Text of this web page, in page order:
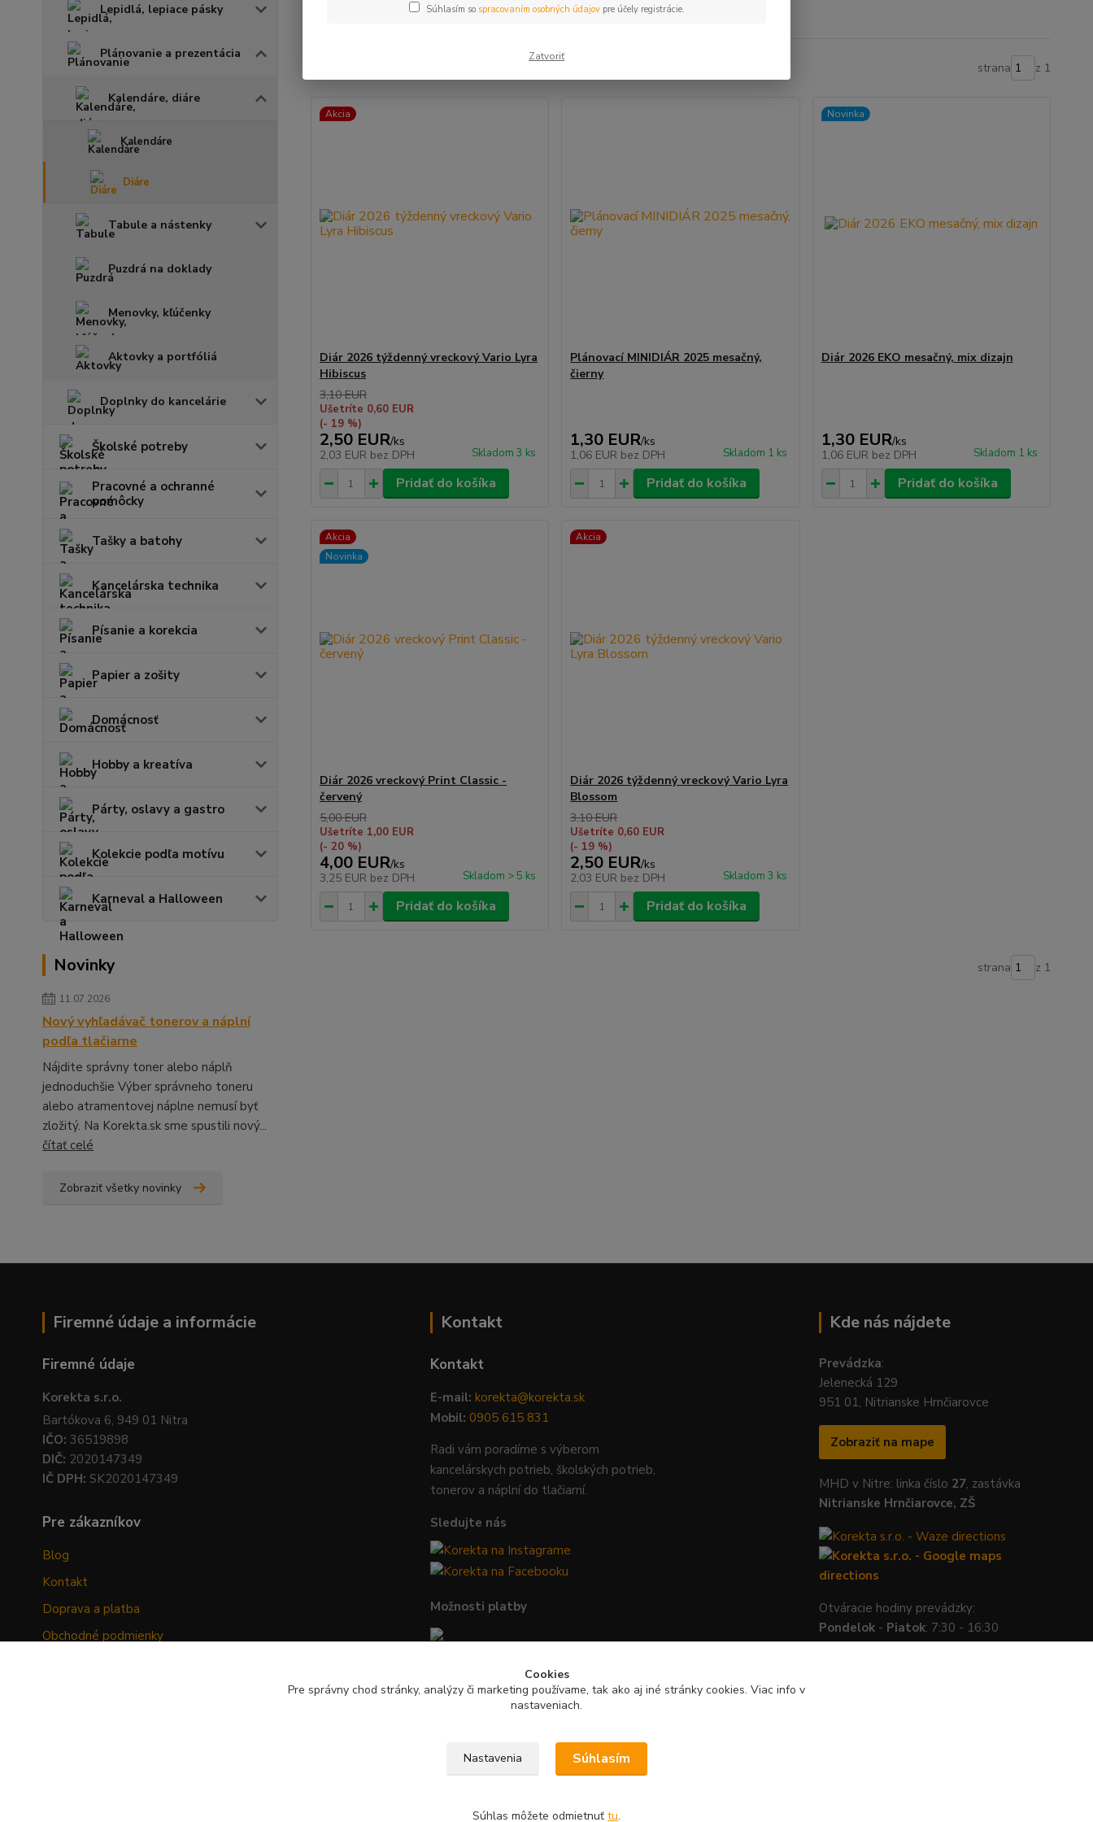
Lepidlá, lepiace pásky
Plánovanie a prezentácia
Kalendáre, diáre
Kalendáre
Diáre
Tabule a nástenky
Puzdrá na doklady
Menovky, kľúčenky
Aktovky a portfóliá
Doplnky do kancelárie
Školské potreby
Pracovné a ochranné
pomôcky
Tašky a batohy
Kancelárska technika
Písanie a korekcia
Papier a zošity
Domácnosť
Hobby a kreatíva
Párty, oslavy a gastro
Kolekcie podľa motívu
Karneval a Halloween
Novinky
11.07.2026
Nový vyhľadávač tonerov a náplní
podľa tlačiarne
Nájdite správny toner alebo náplň
jednoduchšie Výber správneho toneru
alebo atramentovej náplne nemusí byť
zložitý. Na Korekta.sk sme spustili nový...
čítať celé
Zobraziť všetky novinky
strana z 1
Akcia
Diár 2026 týždenný vreckový Vario Lyra
Hibiscus
3,10 EUR
Ušetríte 0,60 EUR
(- 19 %)
2,50 EUR/ks
2,03 EUR bez DPH Skladom 3 ks
Pridať do košíka
Plánovací MINIDIÁR 2025 mesačný,
čierny
1,30 EUR/ks
1,06 EUR bez DPH Skladom 1 ks
Pridať do košíka
Novinka
Diár 2026 EKO mesačný, mix dizajn
1,30 EUR/ks
1,06 EUR bez DPH Skladom 1 ks
Pridať do košíka
Akcia
Novinka
Diár 2026 vreckový Print Classic -
červený
5,00 EUR
Ušetríte 1,00 EUR
(- 20 %)
4,00 EUR/ks
3,25 EUR bez DPH Skladom > 5 ks
Pridať do košíka
Akcia
Diár 2026 týždenný vreckový Vario Lyra
Blossom
3,10 EUR
Ušetríte 0,60 EUR
(- 19 %)
2,50 EUR/ks
2,03 EUR bez DPH Skladom 3 ks
Pridať do košíka
strana z 1
Firemné údaje a informácie
Firemné údaje
Korekta s.r.o.
Bartókova 6, 949 01 Nitra
IČO: 36519898
DIČ: 2020147349
IČ DPH: SK2020147349
Pre zákazníkov
Blog
Kontakt
Doprava a platba
Obchodné podmienky
Kontakt
Kontakt
E-mail: korekta@korekta.sk
Mobil: 0905 615 831
Radi vám poradíme s výberom
kancelárskych potrieb, školských potrieb,
tonerov a náplní do tlačiarní.
Sledujte nás
Možnosti platby
Bezpečná platba kartou, Google Pay,
Apple Pay a bankovým prevodom.
Kde nás nájdete
Prevádzka:
Jelenecká 129
951 01, Nitrianske Hrnčiarovce
Zobraziť na mape
MHD v Nitre: linka číslo 27, zastávka
Nitrianske Hrnčiarovce, ZŠ
Otváracie hodiny prevádzky:
Pondelok - Piatok: 7:30 - 16:30
Súhlasím so spracovaním osobných údajovpre účely registrácie.
Zatvoriť
Cookies
Pre správny chod stránky, analýzy či marketing používame, tak ako aj iné stránky cookies. Viac info v
nastaveniach.
Nastavenia Súhlasím
Súhlas môžete odmietnuť tu.